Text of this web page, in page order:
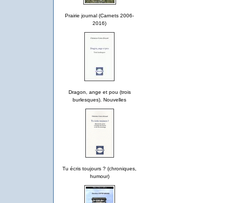
Prairie journal (Carnets 2006-
2016)
Dragon, ange et pou (trois
burlesques). Nouvelles
Tu écris toujours ? (chroniques,
humour)